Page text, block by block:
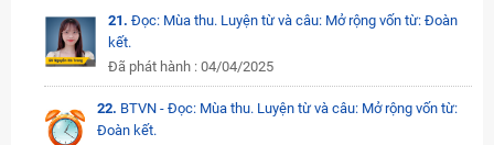
21. Đọc: Mùa thu. Luyện từ và câu: Mở rộng vốn từ: Đoàn
kết.
Đã phát hành : 04/04/2025
22. BTVN - Đọc: Mùa thu. Luyện từ và câu: Mở rộng vốn từ:
Đoàn kết.